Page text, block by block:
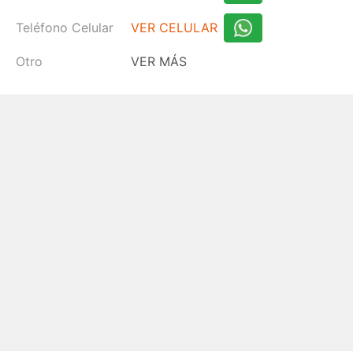
Teléfono Celular VER CELULAR
Otro VER MÁS